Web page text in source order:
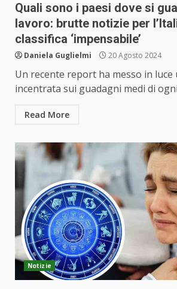
Quali sono i paesi dove si
lavoro: brutte notizie per
classifica ‘impensabile’
Daniela Guglielmi 20 Agosto 2024
Un recente report ha messo in luce
incentrata sui guadagni medi di ogni
Read More
Notizie